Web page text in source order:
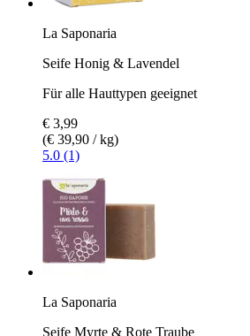
La Saponaria
Seife Honig & Lavendel
Für alle Hauttypen geeignet
€ 3,99
(€ 39,90 / kg)
5.0 (1)
La Saponaria
Seife Myrte & Rote Traube